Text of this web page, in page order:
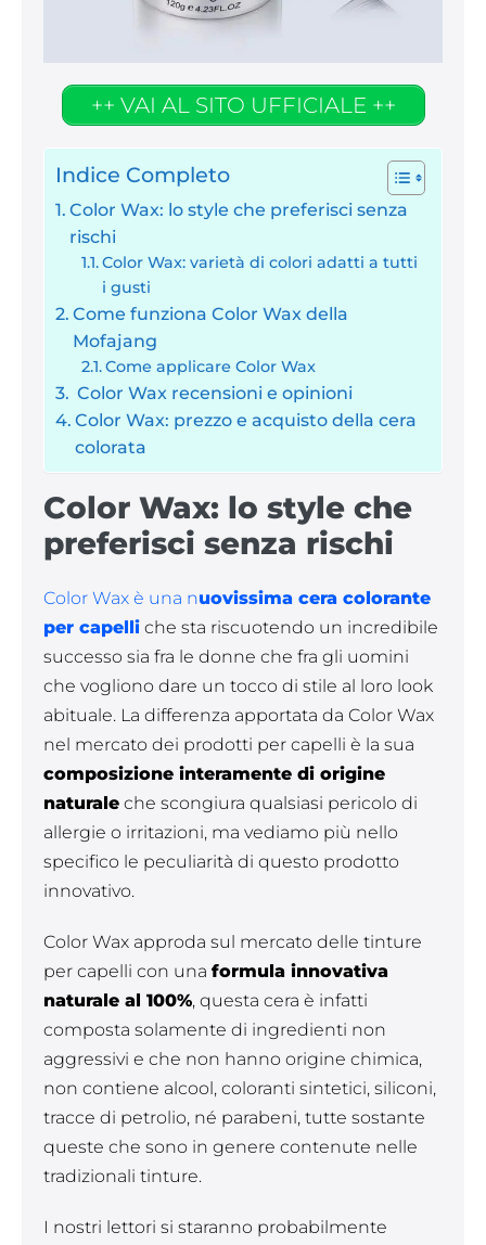
++ VAI AL SITO UFFICIALE ++
Indice Completo
Color Wax: lo style che preferisci senza
rischi
Color Wax: varietà di colori adatti a tutti
i gusti
Come funziona Color Wax della
Mofajang
Come applicare Color Wax
Color Wax recensioni e opinioni
Color Wax: prezzo e acquisto della cera
colorata
Color Wax: lo style che
preferisci senza rischi
Color Wax è una nuovissima cera colorante
per capelli che sta riscuotendo un incredibile
successo sia fra le donne che fra gli uomini
che vogliono dare un tocco di stile al loro look
abituale. La differenza apportata da Color Wax
nel mercato dei prodotti per capelli è la sua
composizione interamente di origine
naturale che scongiura qualsiasi pericolo di
allergie o irritazioni, ma vediamo più nello
specifico le peculiarità di questo prodotto
innovativo.
Color Wax approda sul mercato delle tinture
per capelli con una formula innovativa
naturale al 100%, questa cera è infatti
composta solamente di ingredienti non
aggressivi e che non hanno origine chimica,
non contiene alcool, coloranti sintetici, siliconi,
tracce di petrolio, né parabeni, tutte sostante
queste che sono in genere contenute nelle
tradizionali tinture.
I nostri lettori si staranno probabilmente